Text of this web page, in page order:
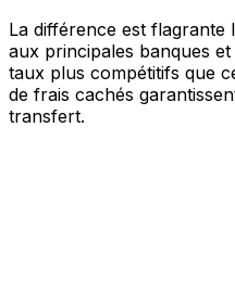
La différence est
aux principales banques
taux plus compétitifs que
de frais cachés
transfert.